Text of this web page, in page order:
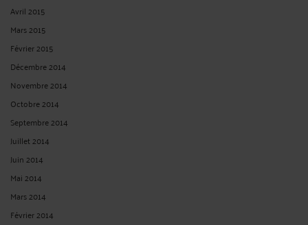
Avril 2015
Mars 2015
Février 2015
Décembre 2014
Novembre 2014
Octobre 2014
Septembre 2014
Juillet 2014
Juin 2014
Mai 2014
Mars 2014
Février 2014